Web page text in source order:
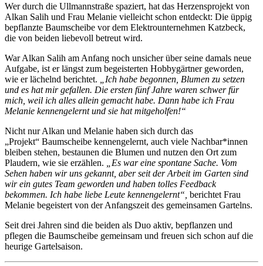
Wer durch die Ullmannstraße spaziert, hat das Herzensprojekt von
Alkan Salih und Frau Melanie vielleicht schon entdeckt: Die üppig
bepflanzte Baumscheibe vor dem Elektrounternehmen Katzbeck,
die von beiden liebevoll betreut wird.
War Alkan Salih am Anfang noch unsicher über seine damals neue
Aufgabe, ist er längst zum begeisterten Hobbygärtner geworden,
wie er lächelnd berichtet.
„Ich habe begonnen, Blumen zu setzen
und es hat mir gefallen. Die ersten fünf Jahre waren schwer für
mich, weil ich alles allein gemacht habe. Dann habe ich Frau
Melanie kennengelernt und sie hat mitgeholfen!“
Nicht nur Alkan und Melanie haben sich durch das
„Projekt“ Baumscheibe kennengelernt, auch viele Nachbar*innen
bleiben stehen, bestaunen die Blumen und nutzen den Ort zum
Plaudern, wie sie erzählen.
„Es war eine spontane Sache. Vom
Sehen haben wir uns gekannt, aber seit der Arbeit im Garten sind
wir ein gutes Team geworden und haben tolles Feedback
bekommen. Ich habe liebe Leute kennengelernt“, berichtet Frau
Melanie begeistert von der Anfangszeit des gemeinsamen Gartelns.
Seit drei Jahren sind die beiden als Duo aktiv, bepflanzen und
pflegen die Baumscheibe gemeinsam und freuen sich schon auf die
heurige Gartelsaison.